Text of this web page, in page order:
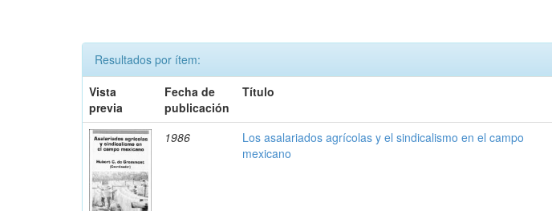
Resultados por ítem:
Vista
previa
Fecha de
publicación
Título
1986
Los asalariados agrícolas y el sindicalismo en el campo
mexicano